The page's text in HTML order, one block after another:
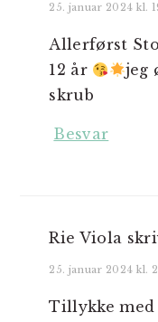
25. januar 2024 kl.
Allerførst
12 år
jeg
skrub
Besvar
Rie Viola
25. januar 2024 kl.
Tillykke med